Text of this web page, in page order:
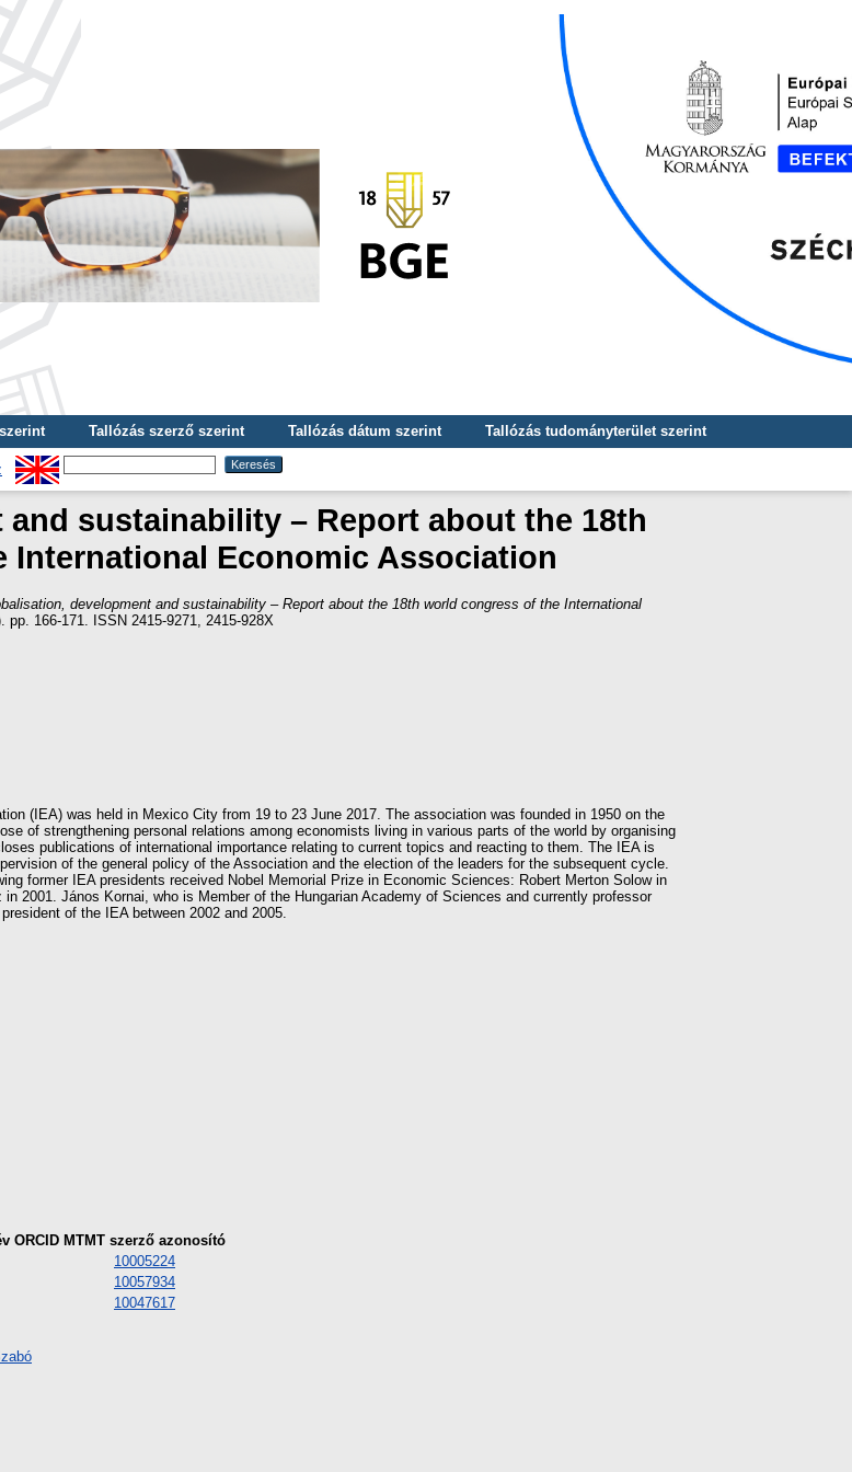
Tallózás szerző szerint Tallózás dátum szerint
Tallózás tudományterület szerint
sustainability – Report about the 18th
International Economic Association
development and sustainability – Report about the 18th world congress of the International
pp. 166-171. ISSN 2415-9271, 2415-928X
(IEA) was held in Mexico City from 19 to 23 June 2017. The association was founded in 1950 on the
of strengthening personal relations among economists living in various parts of the world by organising
publications of international importance relating to current topics and reacting to them. The IEA is
of the general policy of the Association and the election of the leaders for the subsequent cycle.
former IEA presidents received Nobel Memorial Prize in Economic Sciences: Robert Merton Solow in
2001. János Kornai, who is Member of the Hungarian Academy of Sciences and currently professor
of the IEA between 2002 and 2005.
ORCID MTMT szerző azonosító
10005224
10057934
10047617